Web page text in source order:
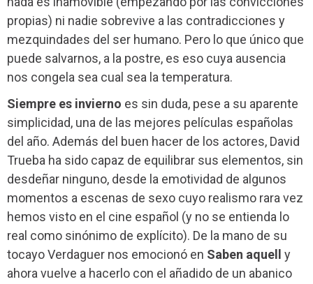
propias) ni nadie sobrevive a las contradicciones y
mezquindades del ser humano. Pero lo que único que
puede salvarnos, a la postre, es eso cuya ausencia
nos congela sea cual sea la temperatura.
Siempre es invierno es sin duda, pese a su aparente
simplicidad, una de las mejores películas españolas
del año. Además del buen hacer de los actores, David
Trueba ha sido capaz de equilibrar sus elementos, sin
desdeñar ninguno, desde la emotividad de algunos
momentos a escenas de sexo cuyo realismo rara vez
hemos visto en el cine español (y no se entienda lo
real como sinónimo de explícito). De la mano de su
tocayo Verdaguer nos emocionó en Saben aquell y
ahora vuelve a hacerlo con el añadido de un abanico